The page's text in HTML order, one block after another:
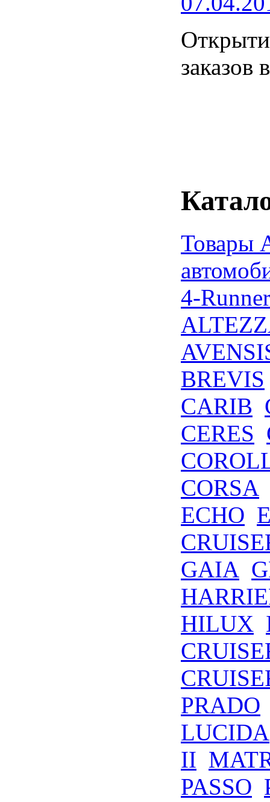
заказов
Товары
4-Runner
BREVIS
CARIB
CERES
CORSA
ECHO
GAIA
HILUX
PRADO
LUCIDA
II
PASSO